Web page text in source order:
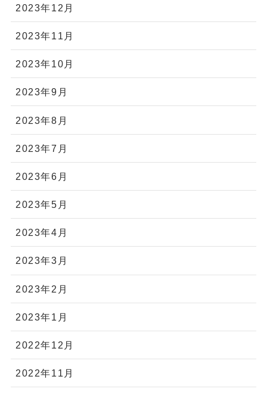
2023年12月
2023年11月
2023年10月
2023年9月
2023年8月
2023年7月
2023年6月
2023年5月
2023年4月
2023年3月
2023年2月
2023年1月
2022年12月
2022年11月